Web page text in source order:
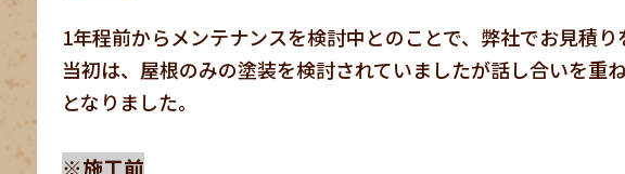
1年程前からメンテナンスを検討中とのことで、弊社でお見積り
当初は、屋根のみの塗装を検討されていましたが話し合いを重
となりました。
※施工前